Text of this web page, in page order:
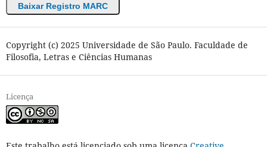
Baixar Registro MARC
Copyright (c) 2025 Universidade de São Paulo. Faculdade de
Filosofia, Letras e Ciências Humanas
Licença